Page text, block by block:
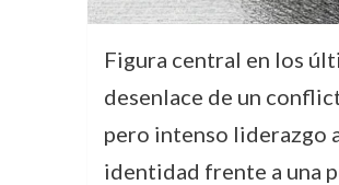
Figura central en los
desenlace de un
pero intenso liderazgo
identidad frente a una